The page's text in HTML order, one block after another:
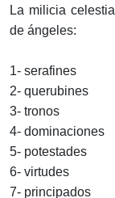
La milicia
de ángeles:
1- serafines
2- querubines
3- tronos
4- dominaciones
5- potestades
6- virtudes
7- principados